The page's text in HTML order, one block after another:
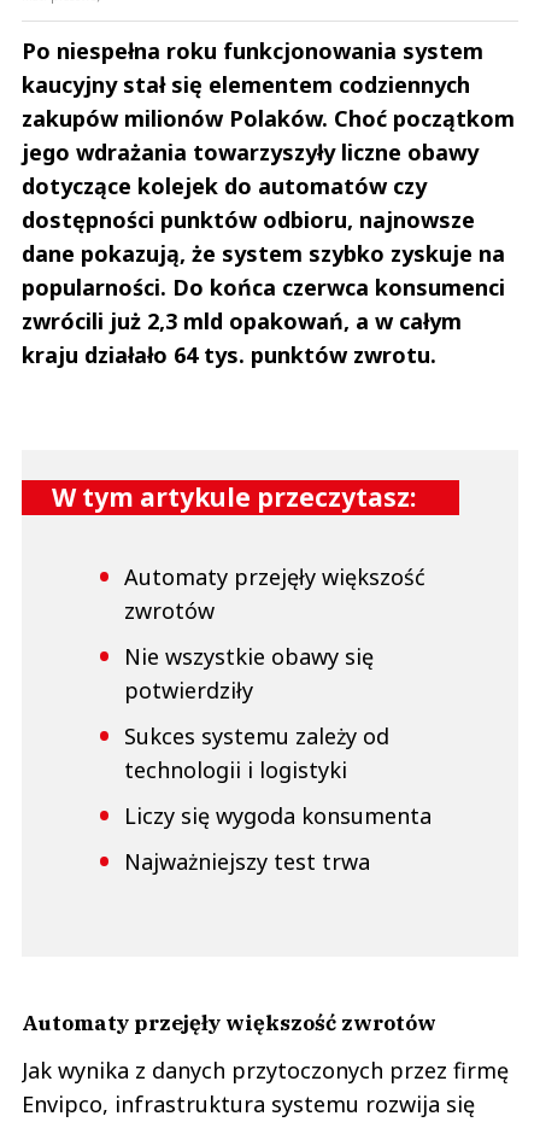
Po niespełna roku funkcjonowania system
kaucyjny stał się elementem codziennych
zakupów milionów Polaków. Choć początkom
jego wdrażania towarzyszyły liczne obawy
dotyczące kolejek do automatów czy
dostępności punktów odbioru, najnowsze
dane pokazują, że system szybko zyskuje na
popularności. Do końca czerwca konsumenci
zwrócili już 2,3 mld opakowań, a w całym
kraju działało 64 tys. punktów zwrotu.
W tym artykule przeczytasz:
Automaty przejęły większość
zwrotów
Nie wszystkie obawy się
potwierdziły
Sukces systemu zależy od
technologii i logistyki
Liczy się wygoda konsumenta
Najważniejszy test trwa
Automaty przejęły większość zwrotów
Jak wynika z danych przytoczonych przez firmę
Envipco, infrastruktura systemu rozwija się